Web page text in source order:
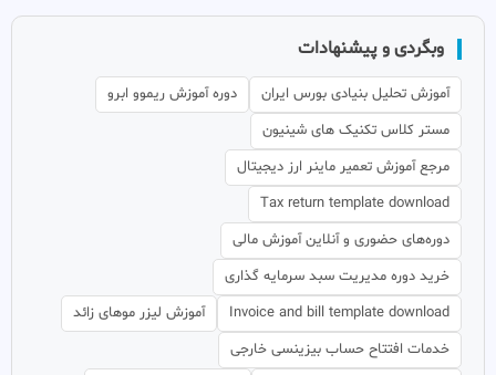
وبگردی و پیشنهادات
آموزش تحلیل بنیادی بورس ایران
دوره آموزش ریموو ابرو
مستر کلاس تکنیک های شینیون
مرجع آموزش تعمیر ماینر ارز دیجیتال
Tax return template download
دوره‌های حضوری و آنلاین آموزش مالی
خرید دوره مدیریت سبد سرمایه گذاری
Invoice and bill template download
آموزش لیزر موهای زائد
خدمات افتتاح حساب بیزینسی خارجی